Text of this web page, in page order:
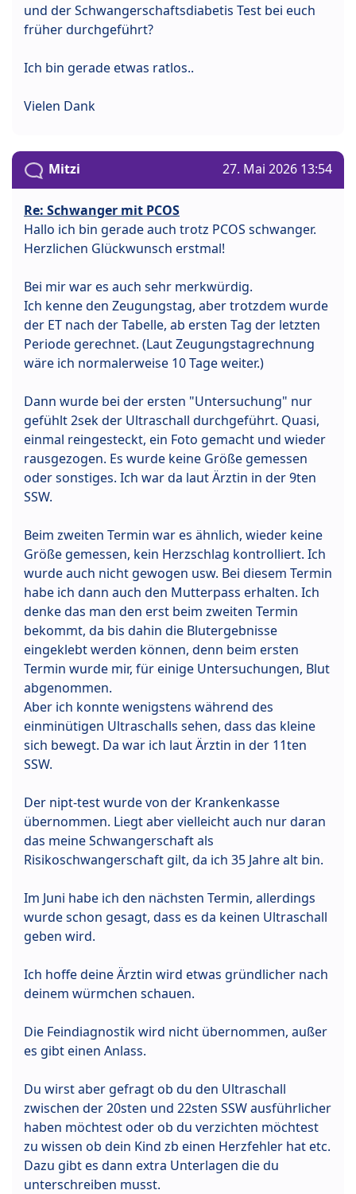
und der Schwangerschaftsdiabetis Test bei euch
früher durchgeführt?
Ich bin gerade etwas ratlos..
Vielen Dank
Mitzi 27. Mai 2026 13:54
Re: Schwanger mit PCOS
Hallo ich bin gerade auch trotz PCOS schwanger.
Herzlichen Glückwunsch erstmal!
Bei mir war es auch sehr merkwürdig.
Ich kenne den Zeugungstag, aber trotzdem wurde
der ET nach der Tabelle, ab ersten Tag der letzten
Periode gerechnet. (Laut Zeugungstagrechnung
wäre ich normalerweise 10 Tage weiter.)
Dann wurde bei der ersten "Untersuchung" nur
gefühlt 2sek der Ultraschall durchgeführt. Quasi,
einmal reingesteckt, ein Foto gemacht und wieder
rausgezogen. Es wurde keine Größe gemessen
oder sonstiges. Ich war da laut Ärztin in der 9ten
SSW.
Beim zweiten Termin war es ähnlich, wieder keine
Größe gemessen, kein Herzschlag kontrolliert. Ich
wurde auch nicht gewogen usw. Bei diesem Termin
habe ich dann auch den Mutterpass erhalten. Ich
denke das man den erst beim zweiten Termin
bekommt, da bis dahin die Blutergebnisse
eingeklebt werden können, denn beim ersten
Termin wurde mir, für einige Untersuchungen, Blut
abgenommen.
Aber ich konnte wenigstens während des
einminütigen Ultraschalls sehen, dass das kleine
sich bewegt. Da war ich laut Ärztin in der 11ten
SSW.
Der nipt-test wurde von der Krankenkasse
übernommen. Liegt aber vielleicht auch nur daran
das meine Schwangerschaft als
Risikoschwangerschaft gilt, da ich 35 Jahre alt bin.
Im Juni habe ich den nächsten Termin, allerdings
wurde schon gesagt, dass es da keinen Ultraschall
geben wird.
Ich hoffe deine Ärztin wird etwas gründlicher nach
deinem würmchen schauen.
Die Feindiagnostik wird nicht übernommen, außer
es gibt einen Anlass.
Du wirst aber gefragt ob du den Ultraschall
zwischen der 20sten und 22sten SSW ausführlicher
haben möchtest oder ob du verzichten möchtest
zu wissen ob dein Kind zb einen Herzfehler hat etc.
Dazu gibt es dann extra Unterlagen die du
unterschreiben musst.